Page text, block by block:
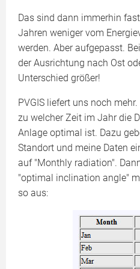
Das sind dann immerhin
Jahren weniger vom
werden. Aber aufgepasst.
der Ausrichtung nach Ost
Unterschied größer!
PVGIS liefert uns noch
zu welcher Zeit im Jahr die
Anlage optimal ist. Dazu
Standort und meine Daten
auf "Monthly radiation".
"optimal inclination angle"
so aus: